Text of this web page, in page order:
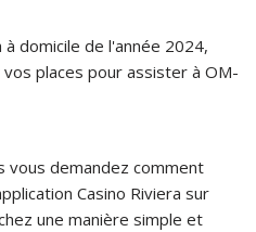
domicile de l'année 2024,
places pour assister à OM-
vous demandez comment
Casino Riviera sur
une manière simple et